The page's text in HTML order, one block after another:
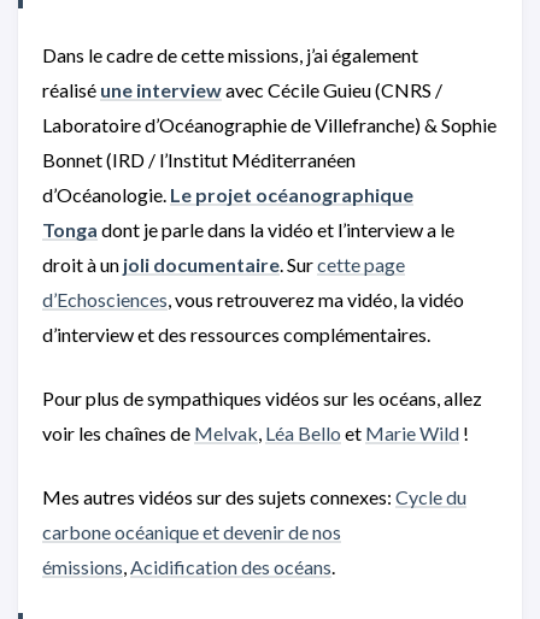
Dans le cadre de cette missions, j’ai également
réalisé une interviewavec Cécile Guieu (CNRS /
Laboratoire d’Océanographie de Villefranche) & Sophie
Bonnet (IRD / l’Institut Méditerranéen
d’Océanologie. Le projet océanographique
Tonga dont je parle dans la vidéo et l’interview a le
droit à un joli documentaire . Surcette page
d’Echosciences , vous retrouverez ma vidéo, la vidéo
d’interview et des ressources complémentaires.
Pour plus de sympathiques vidéos sur les océans, allez
voir les chaînes de Melvak Léa Bello et Marie Wild !
Mes autres vidéos sur des sujets connexes: Cycle du
carbone océanique et devenir de nos
émissions Acidification des océans